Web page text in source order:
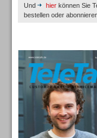
Und
hier können Sie
bestellen oder
Inbound